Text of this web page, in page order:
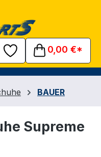
0,00 €*
BAUER
Supreme